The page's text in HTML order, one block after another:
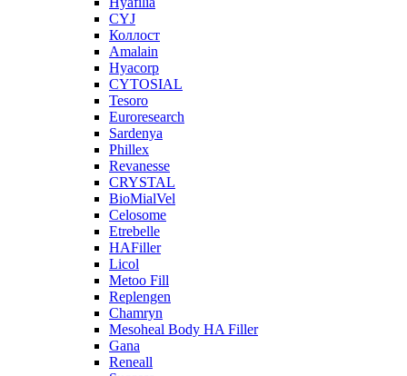
CYJ
Коллост
Amalain
Hyacorp
CYTOSIAL
Tesoro
Euroresearch
Sardenya
Phillex
Revanesse
CRYSTAL
BioMialVel
Celosome
Etrebelle
HAFiller
Licol
Metoo Fill
Replengen
Chamryn
Mesoheal Body HA Filler
Gana
Reneall